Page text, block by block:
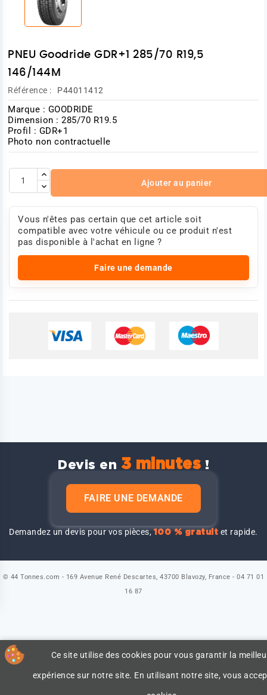
PNEU Goodride GDR+1 285/70 R19,5
146/144M
Référence : P44011412
Marque : GOODRIDE
Dimension : 285/70 R19.5
Profil : GDR+1
Photo non contractuelle
Ajouter au panier
Vous n'êtes pas certain que cet article soit
compatible avec votre véhicule ou ce produit n'est
pas disponible à l'achat en ligne ?
Faire une demande
Devis en 3 minutes !
FAIRE UNE DEMANDE
Demandez un devis pour vos pièces,100 % gratuit et rapide.
Ce site utilise des cookies pour vous garantir la
expérience sur notre site. En utilisant notre site, vous
© 44 Tonnes.com - 169 Avenue René Descartes, 43700 Blavozy, France - 04 71 01
16 87